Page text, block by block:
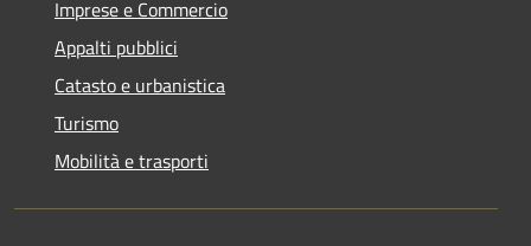
Imprese e Commercio
Appalti pubblici
Catasto e urbanistica
Turismo
Mobilità e trasporti